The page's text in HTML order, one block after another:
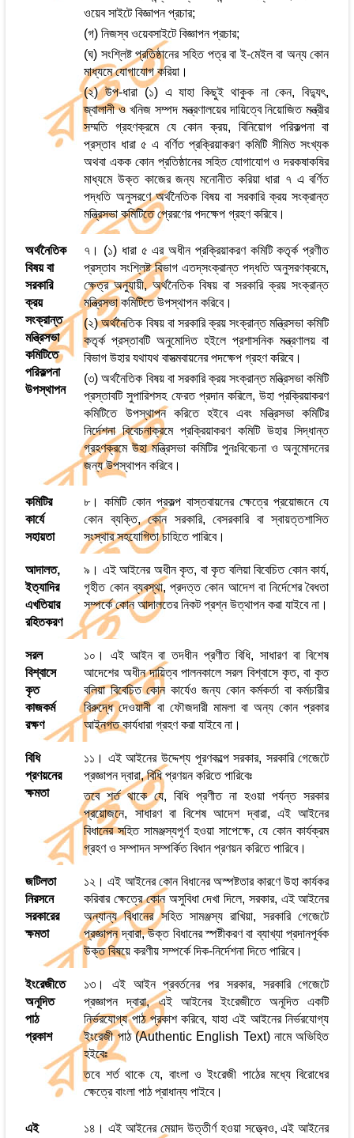
ওয়েব সাইটে বিজ্ঞাপন প্রচার;
(গ) নিজস্ব ওয়েবসাইটে বিজ্ঞাপন প্রচার;
(ঘ) সংশ্লিষ্ট প্রতিষ্ঠানের সহিত পত্র বা ই-মেইল বা অন্য কোন
মাধ্যমে যোগাযোগ করিয়া।
(২) উপ-ধারা (১) এ যাহা কিছুই থাকুক না কেন, বিদ্যুৎ,
জ্বালানী ও খনিজ সম্পদ মন্ত্রণালয়ের দায়িত্বে নিয়োজিত মন্ত্রীর
সম্মতি গ্রহণক্রমে যে কোন ক্রয়, বিনিয়োগ পরিকল্পনা বা
প্রস্তাব ধারা ৫ এ বর্ণিত প্রক্রিয়াকরণ কমিটি সীমিত সংখ্যক
অথবা একক কোন প্রতিষ্ঠানের সহিত যোগাযোগ ও দরকষাকষির
মাধ্যমে উক্ত কাজের জন্য মনোনীত করিয়া ধারা ৭ এ বর্ণিত
পদ্ধতি অনুসরণে অর্থনৈতিক বিষয় বা সরকারি ক্রয় সংক্রান্ত
মন্ত্রিসভা কমিটিতে প্রেরণের পদক্ষেপ গ্রহণ করিবে।
অর্থনৈতিক
বিষয় বা
সরকারি
ক্রয়
সংক্রান্ত
মন্ত্রিসভা
কমিটিতে
পরিকল্পনা
উপস্থাপন
৭। (১) ধারা ৫ এর অধীন প্রক্রিয়াকরণ কমিটি কতৃর্ক প্রণীত
প্রস্তাব সংশ্লিষ্ট বিভাগ এতদ্‌সংক্রান্ত পদ্ধতি অনুসরণক্রমে,
ক্ষেত্র অনুযায়ী, অর্থনৈতিক বিষয় বা সরকারি ক্রয় সংক্রান্ত
মন্ত্রিসভা কমিটিতে উপস্থাপন করিবে।
(২) অর্থনৈতিক বিষয় বা সরকারি ক্রয় সংক্রান্ত মন্ত্রিসভা কমিটি
কতৃর্ক প্রস্তাবটি অনুমোদিত হইলে প্রশাসনিক মন্ত্রণালয় বা
বিভাগ উহার যথাযথ বাসত্মবায়নের পদক্ষেপ গ্রহণ করিবে।
(৩) অর্থনৈতিক বিষয় বা সরকারি ক্রয় সংক্রান্ত মন্ত্রিসভা কমিটি
প্রস্তাবটি সুপারিশসহ ফেরত প্রদান করিলে, উহা প্রক্রিয়াকরণ
কমিটিতে উপস্থাপন করিতে হইবে এবং মন্ত্রিসভা কমিটির
নির্দেশনা বিবেচনাক্রমে প্রক্রিয়াকরণ কমিটি উহার সিদ্ধান্ত
গ্রহণক্রমে উহা মন্ত্রিসভা কমিটির পুনঃবিবেচনা ও অনুমোদনের
জন্য উপস্থাপন করিবে।
কমিটির
কার্যে
সহায়তা
৮। কমিটি কোন প্রকল্প বাস্তবায়নের ক্ষেত্রে প্রয়োজনে যে
কোন ব্যক্তি, কোন সরকারি, বেসরকারি বা স্বায়ত্তশাসিত
সংস্থার সহযোগিতা চাহিতে পারিবে।
আদালত,
ইত্যাদির
এখতিয়ার
রহিতকরণ
৯। এই আইনের অধীন কৃত, বা কৃত বলিয়া বিবেচিত কোন কার্য,
গৃহীত কোন ব্যবস্থা, প্রদত্ত কোন আদেশ বা নির্দেশের বৈধতা
সম্পর্কে কোন আদালতের নিকট প্রশ্ন উত্থাপন করা যাইবে না।
সরল
বিশ্বাসে
কৃত
কাজকর্ম
রক্ষণ
১০। এই আইন বা তদধীন প্রণীত বিধি, সাধারণ বা বিশেষ
আদেশের অধীন দায়িত্ব পালনকালে সরল বিশ্বাসে কৃত, বা কৃত
বলিয়া বিবেচিত কোন কার্যেও জন্য কোন কর্মকর্তা বা কর্মচারীর
বিরুদ্ধে দেওয়ানী বা ফৌজদারী মামলা বা অন্য কোন প্রকার
আইনগত কার্যধারা গ্রহণ করা যাইবে না।
বিধি
প্রণয়নের
ক্ষমতা
১১। এই আইনের উদ্দেশ্য পূরণকল্পে সরকার, সরকারি গেজেটে
প্রজ্ঞাপন দ্বারা, বিধি প্রণয়ন করিতে পারিবেঃ
তবে শর্ত থাকে যে, বিধি প্রণীত না হওয়া পর্যন্ত সরকার
প্রয়োজনে, সাধারণ বা বিশেষ আদেশ দ্বারা, এই আইনের
বিধানের সহিত সামঞ্জস্যপূর্ণ হওয়া সাপেক্ষে, যে কোন কার্যক্রম
গ্রহণ ও সম্পাদন সম্পর্কিত বিধান প্রণয়ন করিতে পারিবে।
জটিলতা
নিরসনে
সরকারের
ক্ষমতা
১২। এই আইনের কোন বিধানের অস্পষ্টতার কারণে উহা কার্যকর
করিবার ক্ষেত্রে কোন অসুবিধা দেখা দিলে, সরকার, এই আইনের
অন্যান্য বিধানের সহিত সামঞ্জস্য রাখিয়া, সরকারি গেজেটে
প্রজ্ঞাপন দ্বারা, উক্ত বিধানের স্পষ্টীকরণ বা ব্যাখ্যা প্রদানপূর্বক
উক্ত বিষয়ে করণীয় সম্পর্কে দিক-নির্দেশনা দিতে পারিবে।
ইংরেজীতে
অনূদিত
পাঠ
প্রকাশ
১৩। এই আইন প্রবর্তনের পর সরকার, সরকারি গেজেটে
প্রজ্ঞাপন দ্বারা, এই আইনের ইংরেজীতে অনূদিত একটি
নির্ভরযোগ্য পাঠ প্রকাশ করিবে, যাহা এই আইনের নির্ভরযোগ্য
ইংরেজী পাঠ (Authentic English Text) নামে অভিহিত
হইবেঃ
তবে শর্ত থাকে যে, বাংলা ও ইংরেজী পাঠের মধ্যে বিরোধের
ক্ষেত্রে বাংলা পাঠ প্রাধান্য পাইবে।
এই
১৪। এই আইনের মেয়াদ উত্তীর্ণ হওয়া সত্ত্বেও, এই আইনের